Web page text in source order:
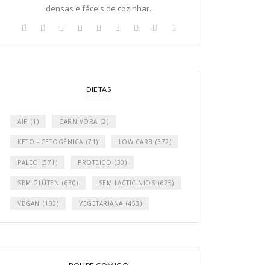
densas e fáceis de cozinhar.
DIETAS
AIP (1) CARNÍVORA (3)
KETO - CETOGÉNICA (71) LOW CARB (372)
PALEO (571) PROTEICO (30)
SEM GLÚTEN (630) SEM LACTICÍNIOS (625)
VEGAN (103) VEGETARIANA (453)